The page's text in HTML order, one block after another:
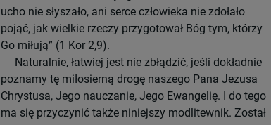
ucho nie słyszało, ani serce człowieka nie zdołało
pojąć, jak wielkie rzeczy przygotował Bóg tym, którzy
Go miłują” (1 Kor 2,9).
Naturalnie, łatwiej jest nie zbłądzić, jeśli dokładnie
poznamy tę miłosierną drogę naszego Pana Jezusa
Chrystusa, Jego nauczanie, Jego Ewangelię. I do tego
ma się przyczynić także niniejszy modlitewnik. Został